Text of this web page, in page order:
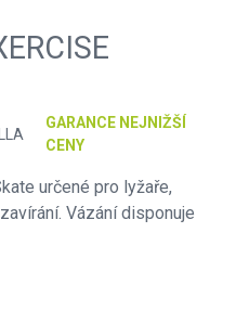
GARANCE NEJNIŽŠÍ
CENY
určené pro lyžaře,
Vázání disponuje